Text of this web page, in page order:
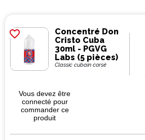
favorite_border
Concentré Don
Cristo Cuba
30ml - PGVG
Labs (5 pièces)
Classic cubain corsé
Vous devez être
connecté pour
commander ce
produit